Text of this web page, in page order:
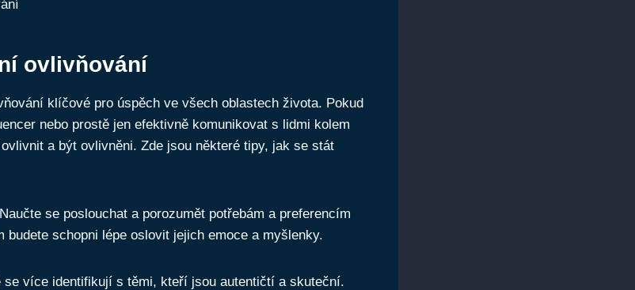
ovlivňování
klíčové pro úspěch ve všech oblastech života. Pokud
nebo prostě jen efektivně komunikovat s lidmi kolem
a být ovlivněni. Zde jsou některé tipy, jak se stát
Naučte se poslouchat a porozumět potřebám a preferencím
schopni lépe oslovit jejich emoce a myšlenky.
se více identifikují s těmi, kteří jsou autentičtí a skuteční.